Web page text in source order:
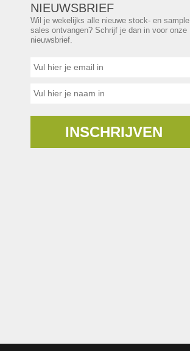
NIEUWSBRIEF
Wil je wekelijks alle nieuwe stock- en sample
sales ontvangen? Schrijf je dan in voor onze
nieuwsbrief.
INSCHRIJVEN